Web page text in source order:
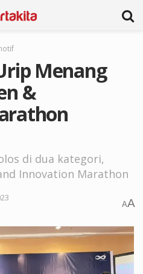
Menang
&
di dua kategori,
Innovation Marathon
AA